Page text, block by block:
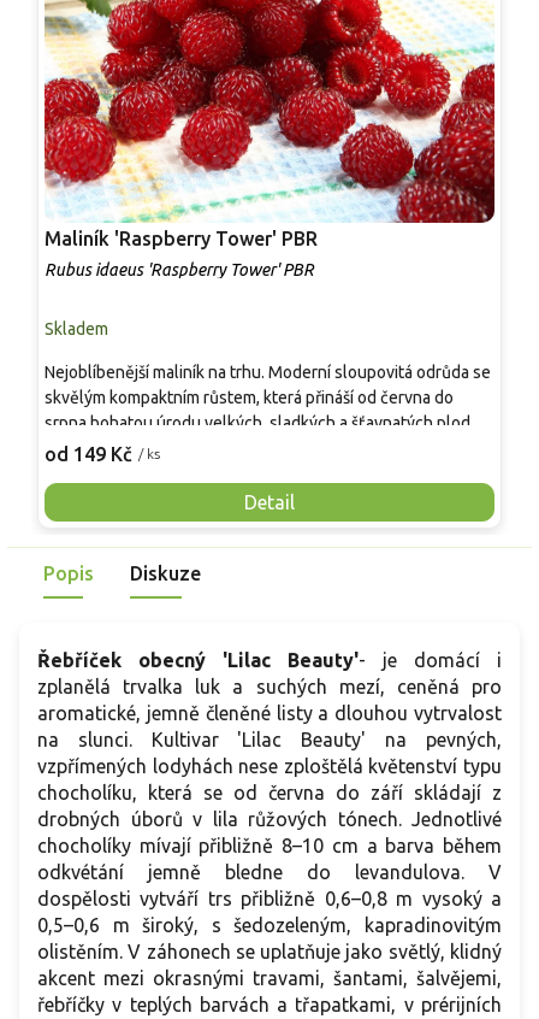
Maliník 'Raspberry Tower' PBR
Rubus idaeus 'Raspberry Tower' PBR
Skladem
od 149 Kč / ks
Detail
Nejoblíbenější maliník na trhu. Moderní sloupovitá odrůda se
skvělým kompaktním růstem, která přináší od června do
srpna bohatou úrodu velkých, sladkých a šťavnatých plodů.
Pevné vzpřímené výhony tvoří elegantní habitus bez
Mrazuvzdornost do −25 °C a spolehlivá vitalita z něj dělají
skvělou volbu pro každého pěstitele.
Popis Diskuze
Řebříček obecný 'Lilac Beauty'- je domácí i
zplanělá trvalka luk a suchých mezí, ceněná pro
aromatické, jemně členěné listy a dlouhou vytrvalost
na slunci. Kultivar 'Lilac Beauty' na pevných,
vzpřímených lodyhách nese zploštělá květenství typu
chocholíku, která se od června do září skládají z
drobných úborů v lila růžových tónech. Jednotlivé
chocholíky mívají přibližně 8–10 cm a barva během
odkvétání jemně bledne do levandulova. V
dospělosti vytváří trs přibližně 0,6–0,8 m vysoký a
0,5–0,6 m široký, s šedozeleným, kapradinovitým
olistěním. V záhonech se uplatňuje jako světlý, klidný
akcent mezi okrasnými travami, šantami, šalvějemi,
řebříčky v teplých barvách a třapatkami, v prérijních